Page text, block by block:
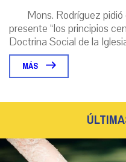
Mons. Rodríguez
presente “los principios
Doctrina Social de la
MÁS